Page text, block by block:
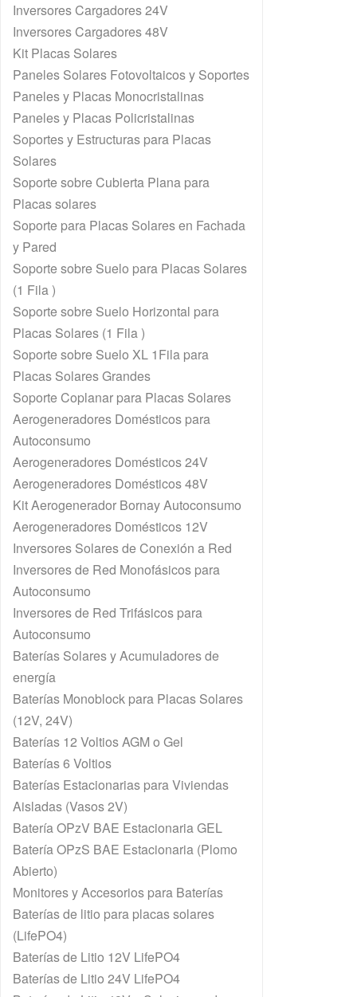
Inversores Cargadores 24V
Inversores Cargadores 48V
Kit Placas Solares
Paneles Solares Fotovoltaicos y Soportes
Paneles y Placas Monocristalinas
Paneles y Placas Policristalinas
Soportes y Estructuras para Placas
Solares
Soporte sobre Cubierta Plana para
Placas solares
Soporte para Placas Solares en Fachada
y Pared
Soporte sobre Suelo para Placas Solares
(1 Fila )
Soporte sobre Suelo Horizontal para
Placas Solares (1 Fila )
Soporte sobre Suelo XL 1Fila para
Placas Solares Grandes
Soporte Coplanar para Placas Solares
Aerogeneradores Domésticos para
Autoconsumo
Aerogeneradores Domésticos 24V
Aerogeneradores Domésticos 48V
Kit Aerogenerador Bornay Autoconsumo
Aerogeneradores Domésticos 12V
Inversores Solares de Conexión a Red
Inversores de Red Monofásicos para
Autoconsumo
Inversores de Red Trifásicos para
Autoconsumo
Baterías Solares y Acumuladores de
energía
Baterías Monoblock para Placas Solares
(12V, 24V)
Baterías 12 Voltios AGM o Gel
Baterías 6 Voltios
Baterías Estacionarias para Viviendas
Aisladas (Vasos 2V)
Batería OPzV BAE Estacionaria GEL
Batería OPzS BAE Estacionaria (Plomo
Abierto)
Monitores y Accesorios para Baterías
Baterías de litio para placas solares
(LifePO4)
Baterías de Litio 12V LifePO4
Baterías de Litio 24V LifePO4